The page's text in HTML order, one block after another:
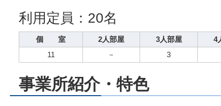
利用定員：20名
個 室 2人部屋 3人部屋
4
11
－ 3
事業所紹介・特色